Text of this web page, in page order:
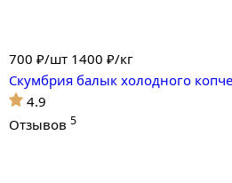
700 ₽/шт 1400 ₽/кг
Скумбрия балык холодного
4.9
Отзывов 5